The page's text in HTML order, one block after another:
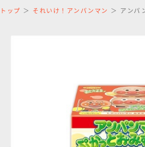
トップ それいけ！アンパンマン アンパ